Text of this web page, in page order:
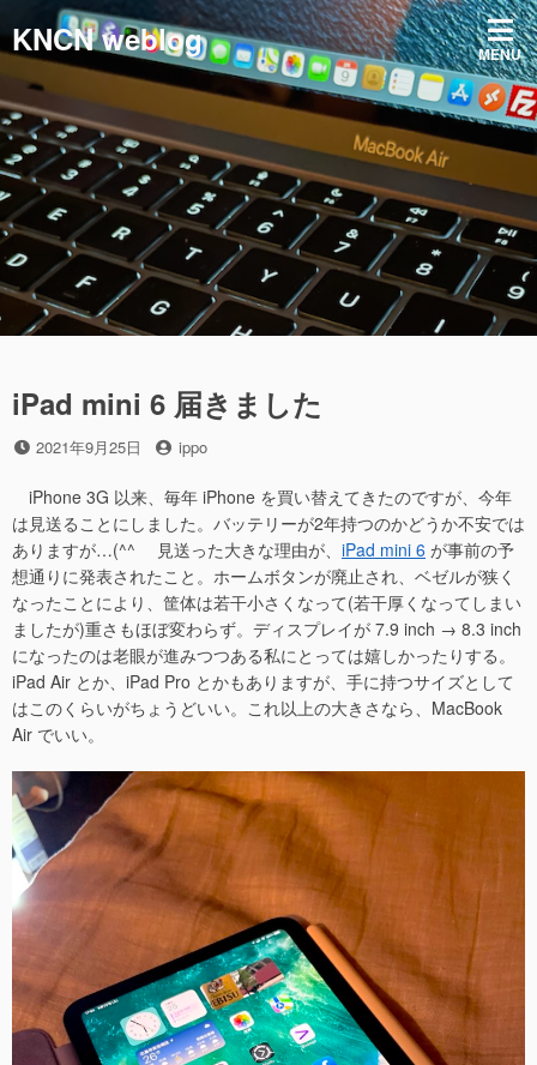
ン
ツ
へ
ス
キ
ッ
プ
KNCN weblog MENU
iPad mini 6 届きました
投
日
2021年9月25日
投
者
ippo
iPhone 3G 以来、毎年 iPhone を買い替えてきたのですが、今年
は見送ることにしました。バッテリーが2年持つのかどうか不安では
ありますが…(^^ゞ 見送った大きな理由が、 iPad mini 6 が事前の予
想通りに発表されたこと。ホームボタンが廃止され、ベゼルが狭く
なったことにより、筐体は若干小さくなって(若干厚くなってしまい
ましたが)重さもほぼ変わらず。ディスプレイが 7.9 inch → 8.3 inch
になったのは老眼が進みつつある私にとっては嬉しかったりする。
iPad Air とか、iPad Pro とかもありますが、手に持つサイズとして
はこのくらいがちょうどいい。これ以上の大きさなら、MacBook
Air でいい。